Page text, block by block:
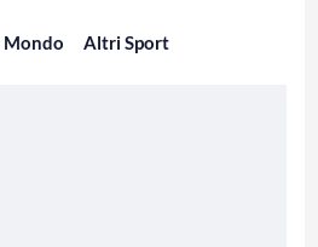
Mondo Altri Sport